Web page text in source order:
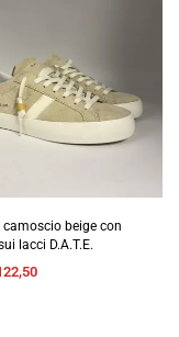
camoscio beige con
lacci D.A.T.E.